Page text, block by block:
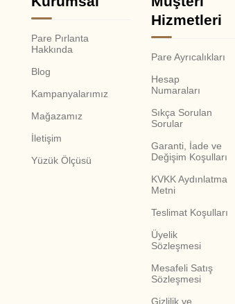
Pare Pırlanta
Hakkında
Blog
Kampanyalarımız
Mağazamız
İletişim
Yüzük Ölçüsü
Hizmetleri
Pare Ayrıcalıkları
Hesap
Numaraları
Sıkça Sorulan
Sorular
Garanti, İade ve
Değişim Koşulları
KVKK Aydınlatma
Metni
Teslimat Koşulları
Üyelik
Sözleşmesi
Mesafeli Satış
Sözleşmesi
Gizlilik ve